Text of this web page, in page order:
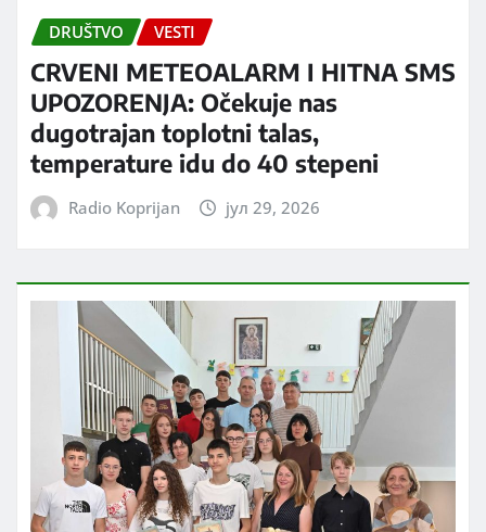
DRUŠTVO VESTI
CRVENI METEOALARM I HITNA SMS
UPOZORENJA: Očekuje nas
dugotrajan toplotni talas,
temperature idu do 40 stepeni
Radio Koprijan јул 29, 2026